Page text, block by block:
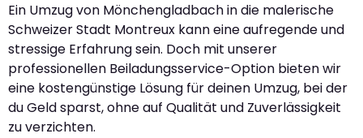
Ein Umzug von Mönchengladbach in die malerische
Schweizer Stadt Montreux kann eine aufregende und
stressige Erfahrung sein. Doch mit unserer
professionellen Beiladungsservice-Option bieten wir
eine kostengünstige Lösung für deinen Umzug, bei der
du Geld sparst, ohne auf Qualität und Zuverlässigkeit
zu verzichten.